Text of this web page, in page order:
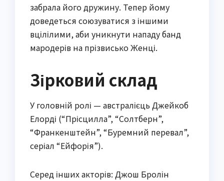
забрала його дружину. Тепер йому
доведеться союзуватися з іншими
вцілілими, аби уникнути нападу банд
мародерів на прізвисько Женці.
Зірковий склад
У головній ролі — австралієць Джейкоб
Елорді (“Прісцилла”, “Солтберн”,
“Франкенштейн”, “Буремний перевал”,
серіал “Ейфорія”).
Серед інших акторів: Джош Бролін